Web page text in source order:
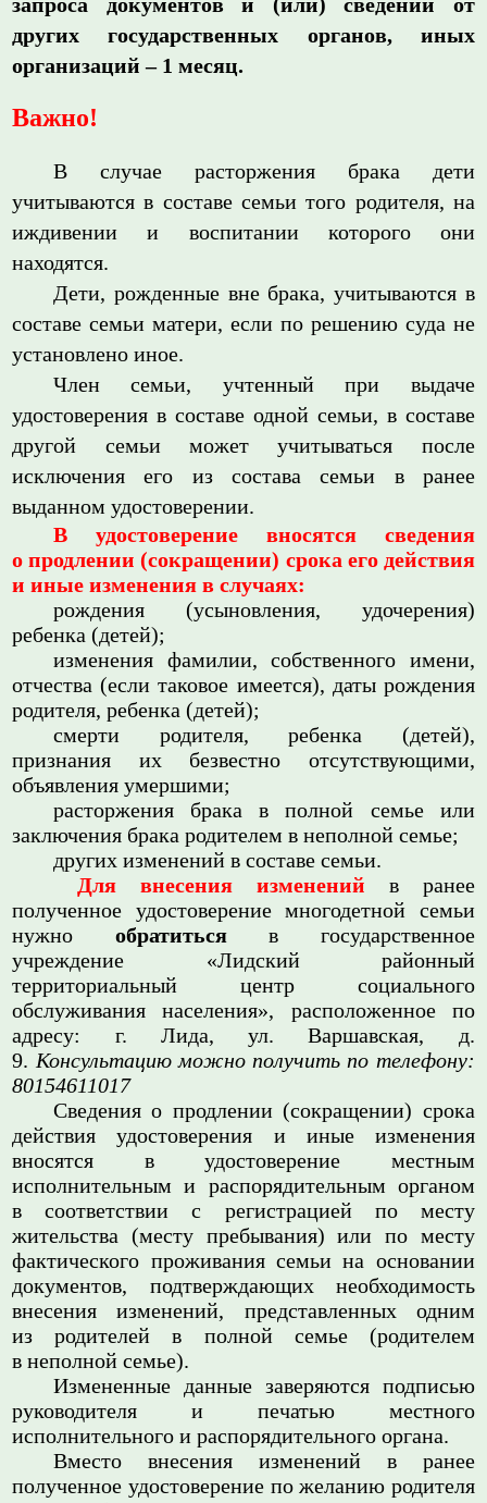
других государственных органов, иных
организаций – 1 месяц.
Важно!
В случае расторжения брака дети
учитываются в составе семьи того родителя, на
иждивении и воспитании которого они
находятся.
Дети, рожденные вне брака, учитываются в
составе семьи матери, если по решению суда не
установлено иное.
Член семьи, учтенный при выдаче
удостоверения в составе одной семьи, в составе
другой семьи может учитываться после
исключения его из состава семьи в ранее
выданном удостоверении.
В удостоверение вносятся сведения
о продлении (сокращении) срока его действия
и иные изменения в случаях:
рождения (усыновления, удочерения)
ребенка (детей);
изменения фамилии, собственного имени,
отчества (если таковое имеется), даты рождения
родителя, ребенка (детей);
смерти родителя, ребенка (детей),
признания их безвестно отсутствующими,
объявления умершими;
расторжения брака в полной семье или
заключения брака родителем в неполной семье;
других изменений в составе семьи.
Для внесения изменений
в ранее
полученное удостоверение многодетной семьи
нужно обратитьсяв государственное
учреждение «Лидский районный
территориальный центр социального
обслуживания населения», расположенное по
адресу: г. Лида, ул. Варшавская, д.
9. Консультацию можно получить по телефону:
80154611017
Сведения о продлении (сокращении) срока
действия удостоверения и иные изменения
вносятся в удостоверение местным
исполнительным и распорядительным органом
в соответствии с регистрацией по месту
жительства (месту пребывания) или по месту
фактического проживания семьи на основании
документов, подтверждающих необходимость
внесения изменений, представленных одним
из родителей в полной семье (родителем
в неполной семье).
Измененные данные заверяются подписью
руководителя и печатью местного
исполнительного и распорядительного органа.
Вместо внесения изменений в ранее
полученное удостоверение по желанию родителя